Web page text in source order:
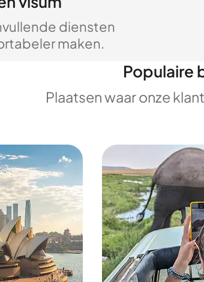
diensten
maken.
Populaire
Plaatsen waar onze